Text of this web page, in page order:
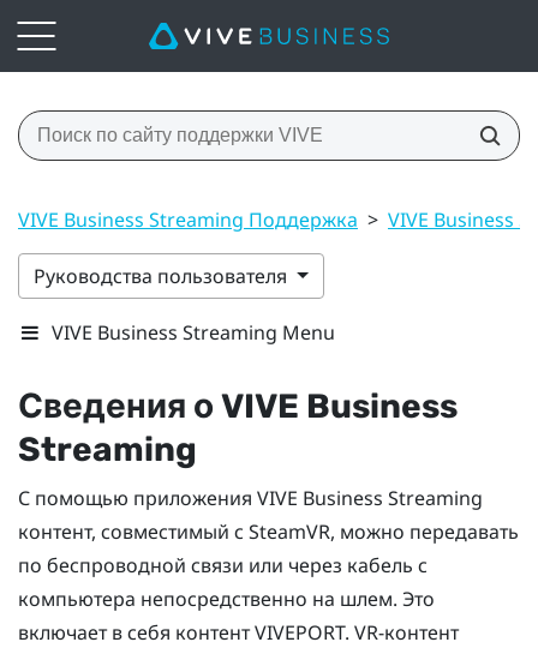
VIVE Business Streaming Поддержка > VIVE Business
Руководства пользователя
VIVE Business Streaming Menu
Сведения о VIVE Business
Streaming
С помощью приложения VIVE Business Streaming
контент, совместимый с SteamVR, можно передавать
по беспроводной связи или через кабель с
компьютера непосредственно на шлем. Это
включает в себя контентVIVEPORT. VR-контент